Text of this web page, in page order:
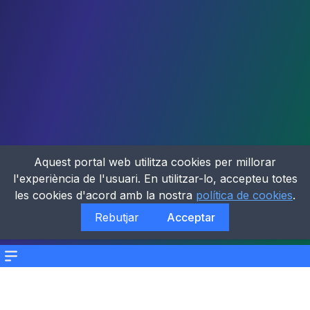
Menu
Aquest portal web utilitza cookies per millorar
l'experiència de l'usuari. En utilitzar-lo, accepteu totes
les cookies d'acord amb la nostra política de cookies.
Rebutjar
Acceptar